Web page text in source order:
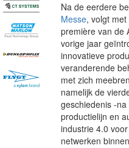
Na de eerdere
Messe, volgt
première van de
vorige jaar
innovatieve
veranderende
met zich
namelijk de
geschiedenis -
productielijn en
industrie 4.0
netwerken